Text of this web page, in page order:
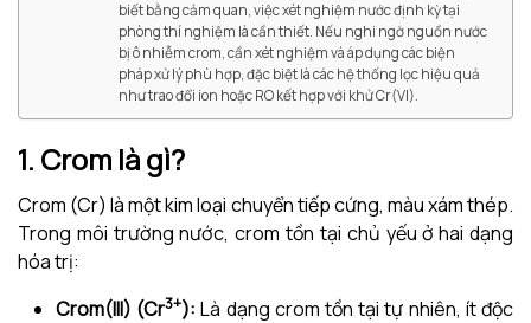
biết bằng cảm quan, việc xét nghiệm nước định kỳ tại
phòng thí nghiệm là cần thiết. Nếu nghi ngờ nguồn nước
bị ô nhiễm crom, cần xét nghiệm và áp dụng các biện
pháp xử lý phù hợp, đặc biệt là các hệ thống lọc hiệu quả
như trao đổi ion hoặc RO kết hợp với khử Cr(VI).
1. Crom là gì?
Crom (Cr) là một kim loại chuyển tiếp cứng, màu xám thép.
Trong môi trường nước, crom tồn tại chủ yếu ở hai dạng
hóa trị:
Crom(III) (Cr3+): Là dạng crom tồn tại tự nhiên, ít độc